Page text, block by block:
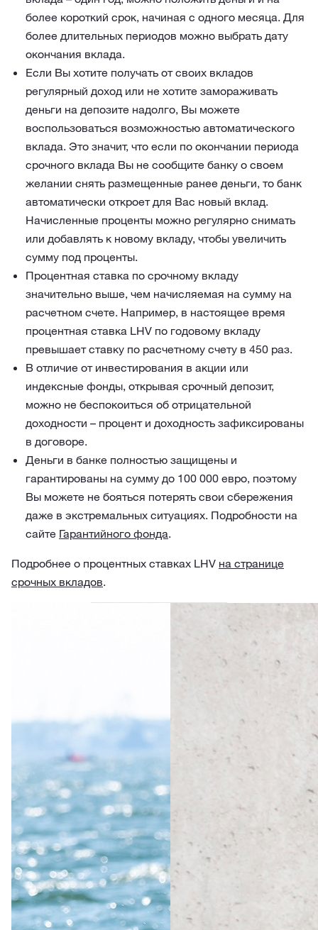
более короткий срок, начиная с одного месяца. Для
более длительных периодов можно выбрать дату
окончания вклада.
Если Вы хотите получать от своих вкладов
регулярный доход или не хотите замораживать
деньги на депозите надолго, Вы можете
воспользоваться возможностью автоматического
вклада. Это значит, что если по окончании периода
срочного вклада Вы не сообщите банку о своем
желании снять размещенные ранее деньги, то банк
автоматически откроет для Вас новый вклад.
Начисленные проценты можно регулярно снимать
или добавлять к новому вкладу, чтобы увеличить
сумму под проценты.
Процентная ставка по срочному вкладу
значительно выше, чем начисляемая на сумму на
расчетном счете. Например, в настоящее время
процентная ставка LHV по годовому вкладу
превышает ставку по расчетному счету в 450 раз.
В отличие от инвестирования в акции или
индексные фонды, открывая срочный депозит,
можно не беспокоиться об отрицательной
доходности – процент и доходность зафиксированы
в договоре.
Деньги в банке полностью защищены и
гарантированы на сумму до 100 000 евро, поэтому
Вы можете не бояться потерять свои сбережения
даже в экстремальных ситуациях. Подробности на
сайте Гарантийного фонда.
Подробнее о процентных ставках LHV на странице
срочных вкладов.